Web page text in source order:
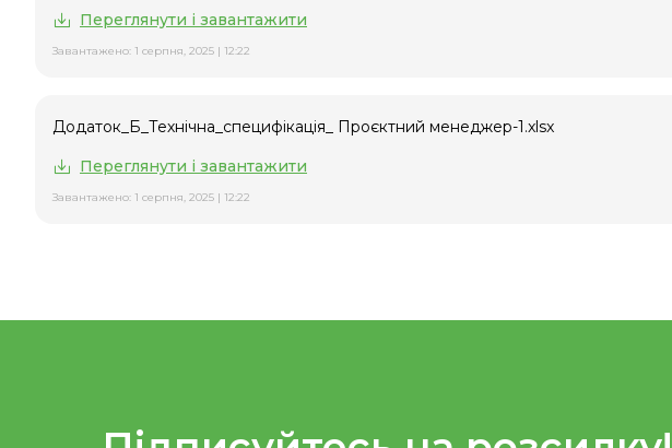
Переглянути і завантажити
Завантажено: 1 серпня, 2025 | 12:22
Додаток_Б_Технічна_специфікація_ Проєктний менеджер-1.xlsx
Переглянути і завантажити
Завантажено: 1 серпня, 2025 | 12:22